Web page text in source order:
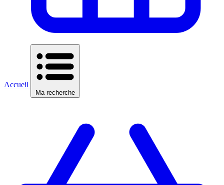
Accueil
Ma recherche